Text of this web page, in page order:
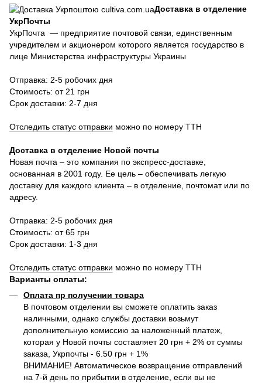
Доставка в отделение
УкрПочты
УкрПочта — предприятие почтовой связи, единственным
учредителем и акционером которого является государство в
лице Министерства инфраструктуры Украины
Отправка: 2-5 робочих дня
Стоимость: от 21 грн
Срок доставки: 2-7 дня
Отследить статус отправки можно по номеру ТТН
Доставка в отделение Новой почты
Новая почта – это компания по экспресс-доставке,
основанная в 2001 году. Ее цель – обеспечивать легкую
доставку для каждого клиента – в отделение, почтомат или по
адресу.
Отправка: 2-5 робочих дня
Стоимость: от 65 грн
Срок доставки: 1-3 дня
Отследить статус отправки можно по номеру ТТН
Варианты оплаты:
Оплата пр получении товара
В почтовом отделении вы сможете оплатить заказ
наличными, однако службы доставки возьмут
дополнительную комиссию за наложенный платеж,
которая у Новой почты составляет 20 грн + 2% от суммы
заказа, Укрпочты - 6.50 грн + 1%
ВНИМАНИЕ! Автоматическое возвращение отправлений
на 7-й день по прибытии в отделение, если вы не